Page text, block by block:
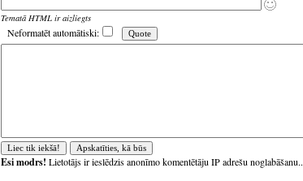
Tematā HTML ir aizliegts
Neformatēt automātiski:
Esi modrs! Lietotājs ir ieslēdzis anonīmo komentētāju IP adrešu noglabāšanu..